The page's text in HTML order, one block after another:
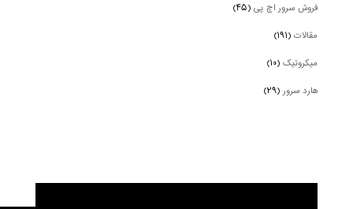
فروش سرور اچ پی(۴۵)
مقالات(۱۹۱)
میکروتیک(۱۰)
هارد سرور(۲۹)